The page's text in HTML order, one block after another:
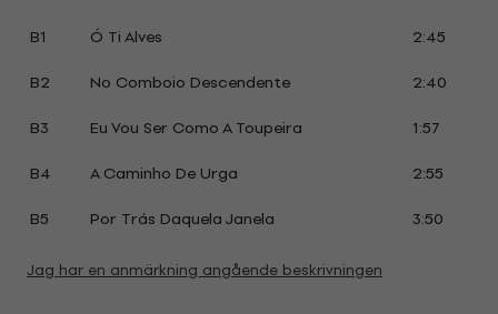
B1
Ó Ti Alves
2:45
B2
No Comboio Descendente
2:40
B3
Eu Vou Ser Como A Toupeira
1:57
B4
A Caminho De Urga
2:55
B5
Por Trás Daquela Janela 3:50
Jag har en anmärkning angående beskrivningen